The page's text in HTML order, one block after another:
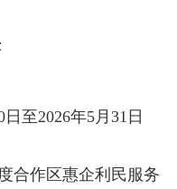
至2026年5月31日
作区惠企利民服务